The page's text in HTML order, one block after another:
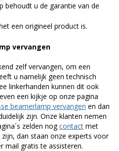
behoudt u de garantie van de
een origineel product is.
vervangen
zelf vervangen, om een
u namelijk geen technisch
linkerhanden kunnen dit ook
een kijkje op onze pagina
beamerlamp vervangen en dan
zijn. Onze klanten nemen
zelden nogcontact met
dan staan onze experts voor
mail gratis te assisteren.